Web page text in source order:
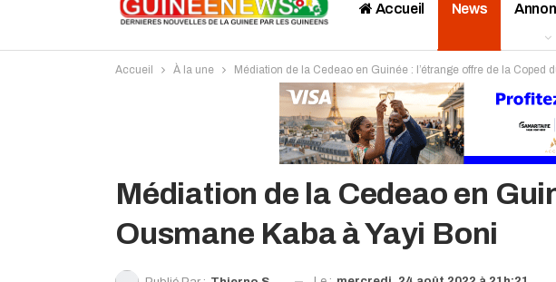
Accueil News
Interviews Publireportage
Accueil À la une Médiation de la Cedeao en Guinée : l’étrange offre de la Coped
Médiation de la Cedeao en
Ousmane Kaba à Yayi Boni